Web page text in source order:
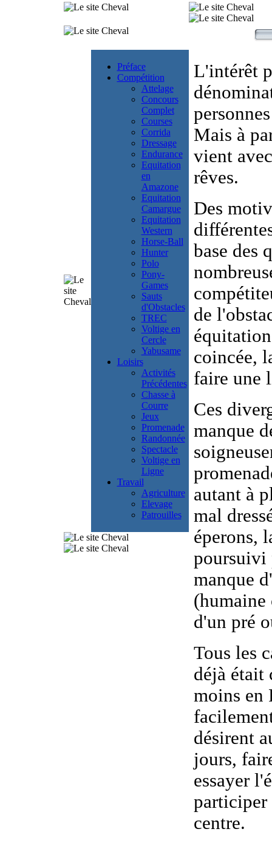
Préface
Compétition
Attelage
Concours
Complet
Courses
Corrida
Dressage
Endurance
Equitation
en
Amazone
Equitation
Camargue
Equitation
Western
Horse-Ball
Hunter
Polo
Pony-
Games
Sauts
d'Obstacles
TREC
Voltige en
Cercle
Yabusame
Loisirs
Activités
Précédentes
Chasse à
Courre
Jeux
Promenade
Randonnée
Spectacle
Voltige en
Ligne
Travail
Agriculture
Elevage
Patrouilles
L'intérêt
Mais à
vient
rêves.
Des
base des
de
coincée,
faire une
Ces
manque
autant à
mal
éperons,
poursuivi
manque
d'un pré
Tous les
déjà était
moins en
désirent
jours,
essayer
participer
centre.